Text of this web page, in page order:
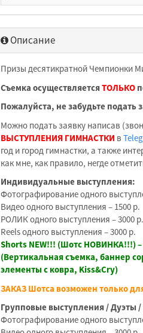
Описание
Призы десятикратной
Съемка осуществляетсяТОЛЬКО
Пожалуйста, не забудьте подать
Можно подать заявку написав
ВЫСТУПЛЕНИЯ ГИМНАСТКИ в
год и город гимнастки, а также
как мне, как правило, негде
Индивидуальные выступления:
Фотографирование одного
Видео одного выступления – 1500 р.
РОЛИК одного выступления – 3000 р.
Reels одного выступления – 3000 р.
Shorts NEW!!! (Шотс НОВИНКА!!!) –
(Вертикальная съемка, баннер
элементы с ковра, Kiss&Cry)
ЗАКАЗ Шотса возможен только
Групповые выступления / Дуэты /
Фотографирование одного